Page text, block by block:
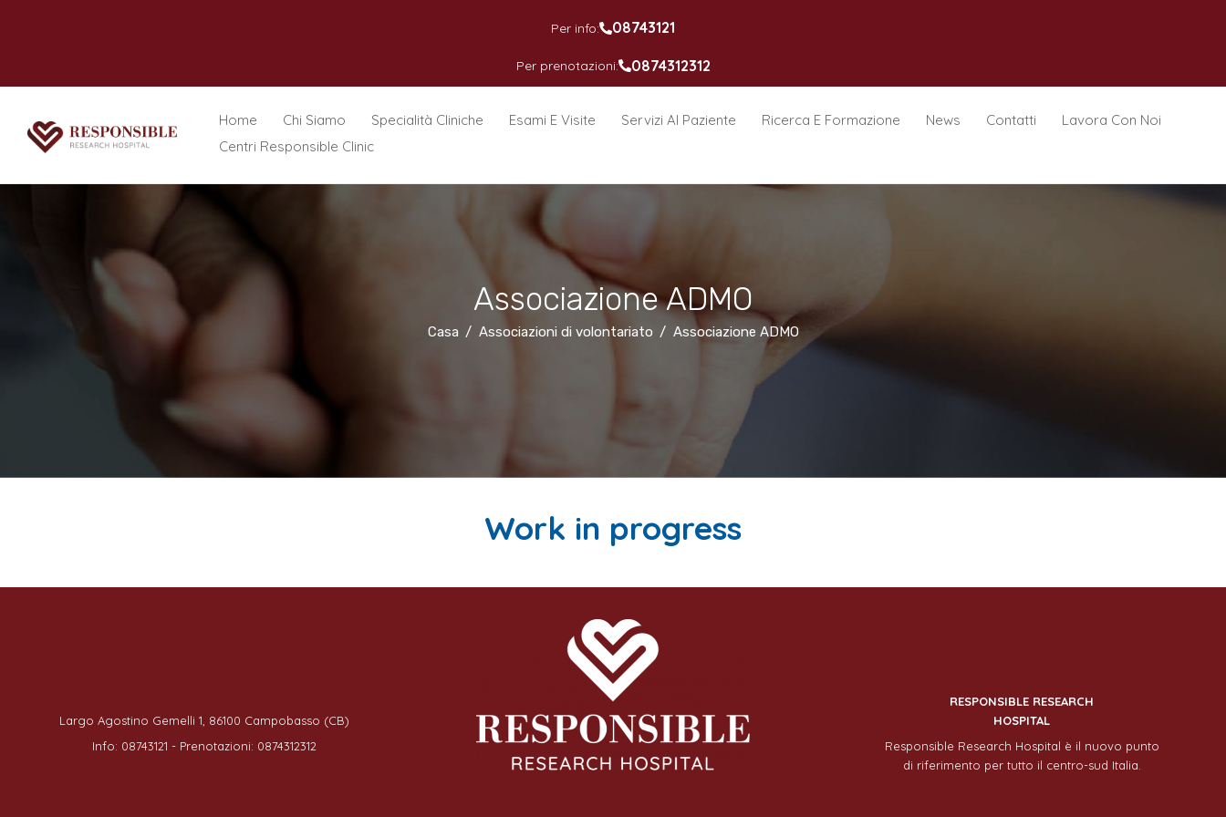
Per info: 08743121
Per prenotazioni: 0874312312
Home Chi Siamo Specialità Cliniche Esami E Visite Servizi Al Paziente Ricerca E Formazione News Contatti
Lavora Con Noi
Centri Responsible Clinic
Associazione ADMO
Casa Associazioni di volontariato Associazione ADMO
Work in progress
Largo Agostino Gemelli 1, 86100 Campobasso (CB)
Info: 08743121 - Prenotazioni: 0874312312
RESPONSIBLE RESEARCH
HOSPITAL
Responsible Research Hospital è il nuovo punto
di riferimento per tutto il centro-sud Italia.